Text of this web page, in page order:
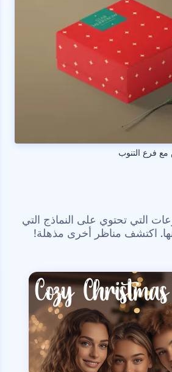
فرع التنوب
التي تحتوي على النماذج التي
اكتشف مناظر أخرى مذهلة!